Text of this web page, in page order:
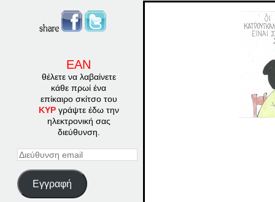
ΕΑΝ
θέλετε να λαβαίνετε
κάθε πρωί ένα
επίκαιρο σκίτσο του
ΚΥΡγράψτε έδω την
ηλεκτρονική σας
διεύθυνση.
Διεύθυνση
Εγγραφή